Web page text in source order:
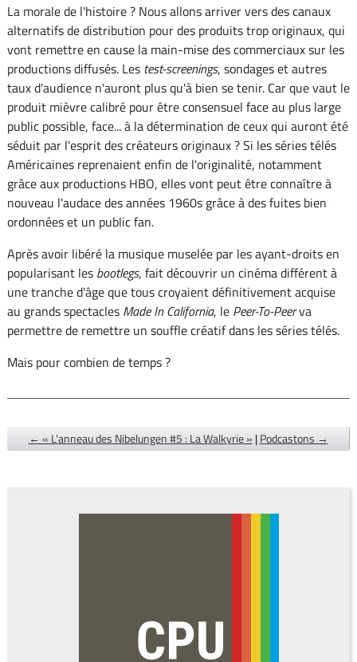
La morale de l'histoire ? Nous allons arriver vers des canaux
alternatifs de distribution pour des produits trop originaux, qui
vont remettre en cause la main-mise des commerciaux sur les
productions diffusés. Les test-screenings, sondages et autres
taux d'audience n'auront plus qu'à bien se tenir. Car que vaut le
produit mièvre calibré pour être consensuel face au plus large
public possible, face... à la détermination de ceux qui auront été
séduit par l'esprit des créateurs originaux ? Si les séries télés
Américaines reprenaient enfin de l'originalité, notamment
grâce aux productions HBO, elles vont peut être connaître à
nouveau l'audace des années 1960s grâce à des fuites bien
ordonnées et un public fan.
Après avoir libéré la musique muselée par les ayant-droits en
popularisant les bootlegs, fait découvrir un cinéma différent à
une tranche d'âge que tous croyaient définitivement acquise
au grands spectacles Made In California, le Peer-To-Peerva
permettre de remettre un souffle créatif dans les séries télés.
Mais pour combien de temps ?
← « L'anneau des Nibelungen #5 : La Walkyrie » | Podcastons →